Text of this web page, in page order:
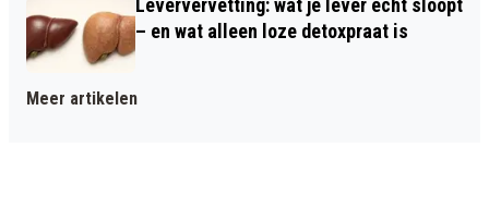
Leververvetting: wat je lever écht sloopt
– en wat alleen loze detoxpraat is
Meer artikelen